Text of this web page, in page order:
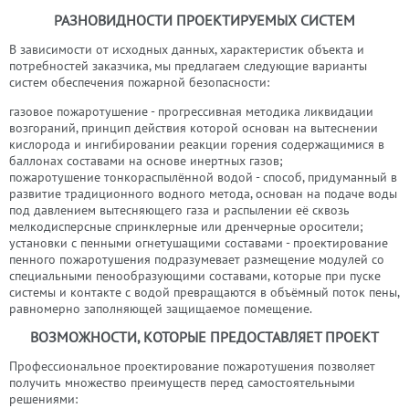
РАЗНОВИДНОСТИ ПРОЕКТИРУЕМЫХ СИСТЕМ
В зависимости от исходных данных, характеристик объекта и
потребностей заказчика, мы предлагаем следующие варианты
систем обеспечения пожарной безопасности:
газовое пожаротушение- прогрессивная методика ликвидации
возгораний, принцип действия которой основан на вытеснении
кислорода и ингибировании реакции горения содержащимися в
баллонах составами на основе инертных газов;
пожаротушение тонкораспылённой водой - способ, придуманный в
развитие традиционного водного метода, основан на подаче воды
под давлением вытесняющего газа и распылении её сквозь
мелкодисперсные спринклерные или дренчерные оросители;
установки с пенными огнетушащими составами - проектирование
пенного пожаротушения подразумевает размещение модулей со
специальными пенообразующими составами, которые при пуске
системы и контакте с водой превращаются в объёмный поток пены,
равномерно заполняющей защищаемое помещение.
ВОЗМОЖНОСТИ, КОТОРЫЕ ПРЕДОСТАВЛЯЕТ ПРОЕКТ
Профессиональное проектирование пожаротушения позволяет
получить множество преимуществ перед самостоятельными
решениями: